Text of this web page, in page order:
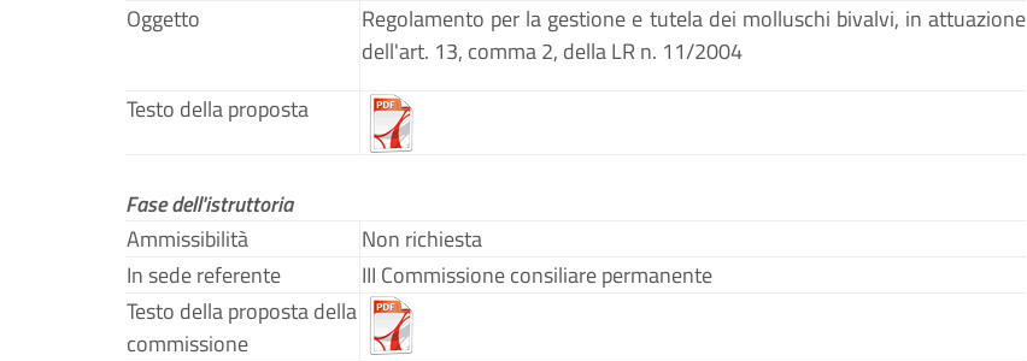
Oggetto
Regolamento per la gestione e tutela dei molluschi bivalvi, in attuazione
dell'art. 13, comma 2, della LR n. 11/2004
Testo della proposta
Fase dell'istruttoria
Ammissibilità
Non richiesta
In sede referente
III Commissione consiliare permanente
Testo della proposta della
commissione